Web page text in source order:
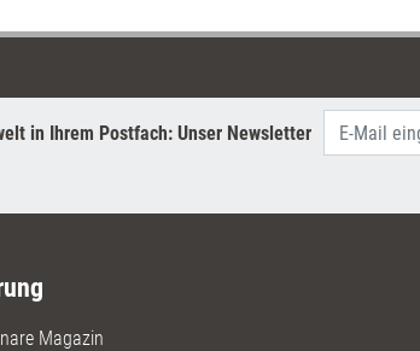
worauf es bei der didaktischen
in Ihrem Postfach: Unser Newsletter
Magazin